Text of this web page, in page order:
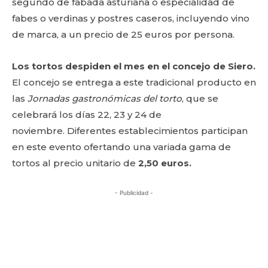
fabes o verdinas y postres caseros, incluyendo vino
de marca, a un precio de 25 euros por persona.
Los tortos despiden el mes en el concejo de Siero.
El concejo se entrega a este tradicional producto en
las Jornadas gastronómicas del torto, que se
celebrará los días 22, 23 y 24 de
noviembre. Diferentes establecimientos participan
en este evento ofertando una variada gama de
tortos al precio unitario de 2,50 euros.
- Publicidad -